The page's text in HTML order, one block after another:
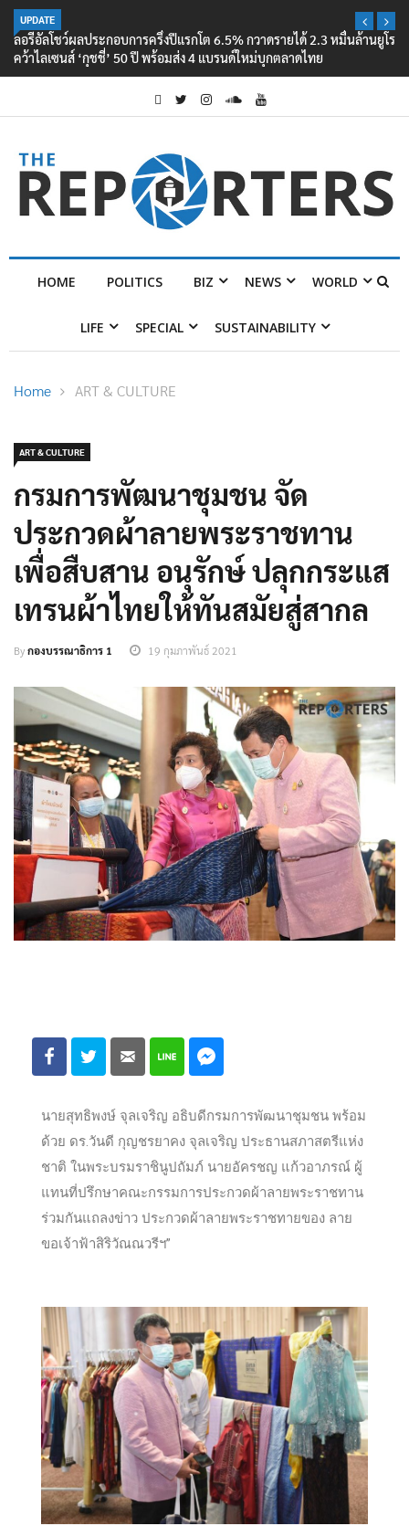
UPDATE
ลอรีอัลโชว์ผลประกอบการครึ่งปีแรกโต 6.5% กวาดรายได้ 2.3 หมื่นล้านยูโร
คว้าไลเซนส์ ‘กุชชี่’ 50 ปี พร้อมส่ง 4 แบรนด์ใหม่บุกตลาดไทย
HOME POLITICS BIZ NEWS WORLD
LIFE SPECIAL SUSTAINABILITY
Home ART & CULTURE
ART & CULTURE
กรมการพัฒนาชุมชน จัด
ประกวดผ้าลายพระราชทาน
เพื่อสืบสาน อนุรักษ์ ปลุกกระแส
เทรนผ้าไทยให้ทันสมัยสู่สากล
Byกองบรรณาธิการ 1 19 กุมภาพันธ์ 2021
นายสุทธิพงษ์ จุลเจริญ อธิบดีกรมการพัฒนาชุมชน พร้อม
ด้วย ดร.วันดี กุญชรยาคง จุลเจริญ ประธานสภาสตรีแห่ง
ชาติ ในพระบรมราชินูปถัมภ์ นายอัครชญ แก้วอาภรณ์ ผู้
แทนที่ปรึกษาคณะกรรมการประกวดผ้าลายพระราชทาน
ร่วมกันแถลงข่าว ประกวดผ้าลายพระราชทายของ ลาย
ขอเจ้าฟ้าสิริวัณณวรีฯ”